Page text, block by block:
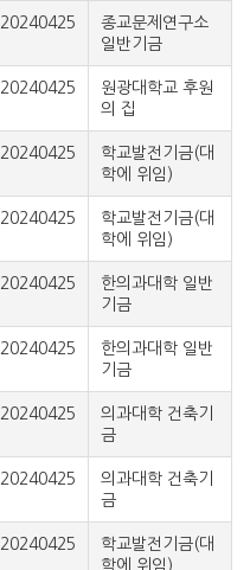
20240425
종교문제연구소
일반기금
20240425
원광대학교 후원
의 집
20240425
학교발전기금(대
학에 위임)
20240425
학교발전기금(대
학에 위임)
20240425
한의과대학 일반
기금
20240425
한의과대학 일반
기금
20240425
의과대학 건축기
금
20240425
의과대학 건축기
금
20240425
학교발전기금(대
학에 위임)